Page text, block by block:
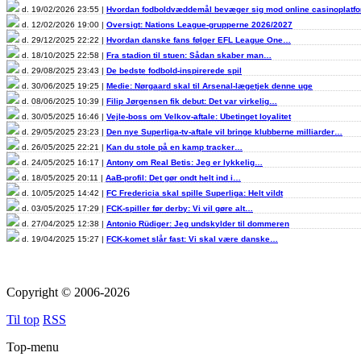
d. 19/02/2026 23:55 | Hvordan fodboldvæddemål bevæger sig mod online
d. 12/02/2026 19:00 | Oversigt: Nations League-grupperne 2026/2027
d. 29/12/2025 22:22 | Hvordan danske fans følger EFL League One…
d. 18/10/2025 22:58 | Fra stadion til stuen: Sådan skaber man…
d. 29/08/2025 23:43 | De bedste fodbold-inspirerede spil
d. 30/06/2025 19:25 | Medie: Nørgaard skal til Arsenal-lægetjek denne uge
d. 08/06/2025 10:39 | Filip Jørgensen fik debut: Det var virkelig…
d. 30/05/2025 16:46 | Vejle-boss om Velkov-aftale: Ubetinget loyalitet
d. 29/05/2025 23:23 | Den nye Superliga-tv-aftale vil bringe klubberne milliarder…
d. 26/05/2025 22:21 | Kan du stole på en kamp tracker…
d. 24/05/2025 16:17 | Antony om Real Betis: Jeg er lykkelig…
d. 18/05/2025 20:11 | AaB-profil: Det gør ondt helt ind i…
d. 10/05/2025 14:42 | FC Fredericia skal spille Superliga: Helt vildt
d. 03/05/2025 17:29 | FCK-spiller før derby: Vi vil gøre alt…
d. 27/04/2025 12:38 | Antonio Rüdiger: Jeg undskylder til dommeren
d. 19/04/2025 15:27 | FCK-komet slår fast: Vi skal være danske…
Copyright © 2006-2026
Til top RSS
Top-menu